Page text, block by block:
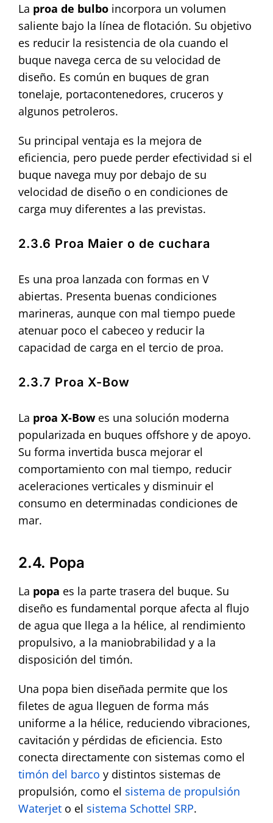
La proa de bulboincorpora un volumen
saliente bajo la línea de flotación. Su objetivo
es reducir la resistencia de ola cuando el
buque navega cerca de su velocidad de
diseño. Es común en buques de gran
tonelaje, portacontenedores, cruceros y
algunos petroleros.
Su principal ventaja es la mejora de
eficiencia, pero puede perder efectividad si el
buque navega muy por debajo de su
velocidad de diseño o en condiciones de
carga muy diferentes a las previstas.
2.3.6 Proa Maier o de cuchara
Es una proa lanzada con formas en V
abiertas. Presenta buenas condiciones
marineras, aunque con mal tiempo puede
atenuar poco el cabeceo y reducir la
capacidad de carga en el tercio de proa.
2.3.7 Proa X-Bow
La proa X-Bowes una solución moderna
popularizada en buques offshore y de apoyo.
Su forma invertida busca mejorar el
comportamiento con mal tiempo, reducir
aceleraciones verticales y disminuir el
consumo en determinadas condiciones de
mar.
2.4. Popa
La popa es la parte trasera del buque. Su
diseño es fundamental porque afecta al flujo
de agua que llega a la hélice, al rendimiento
propulsivo, a la maniobrabilidad y a la
disposición del timón.
Una popa bien diseñada permite que los
filetes de agua lleguen de forma más
uniforme a la hélice, reduciendo vibraciones,
cavitación y pérdidas de eficiencia. Esto
conecta directamente con sistemas como el
timón del barco y distintos sistemas de
propulsión, como el sistema de propulsión
Waterjeto el sistema Schottel SRP.